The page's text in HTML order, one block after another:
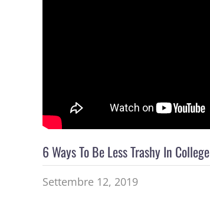
6 Ways To Be Less Trashy In College
Settembre 12, 2019